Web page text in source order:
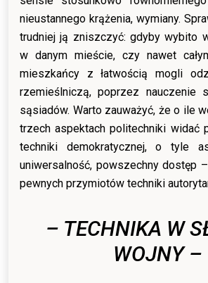
nieustannego krążenia, wymiany.
trudniej ją zniszczyć: gdyby wybito
w danym mieście, czy nawet
mieszkańcy z łatwością mogli
rzemieślniczą, poprzez nauczenie
sąsiadów. Warto zauważyć, że o ile
trzech aspektach politechniki widać
techniki demokratycznej, o tyle
uniwersalność, powszechny dostęp
pewnych przymiotów techniki
– TECHNIKA W
WOJNY –